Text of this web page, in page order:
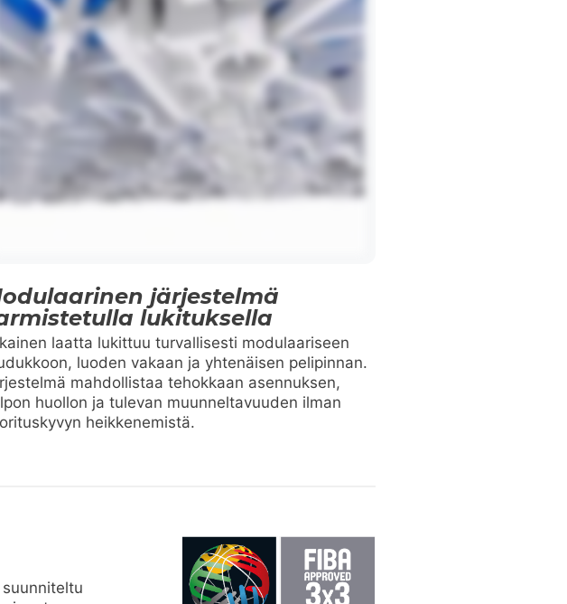
järjestelmä
lukituksella
laatta lukittuu turvallisesti modulaariseen
luoden vakaan ja yhtenäisen pelipinnan.
mahdollistaa tehokkaan asennuksen,
huollon ja tulevan muunneltavuuden ilman
heikkenemistä.